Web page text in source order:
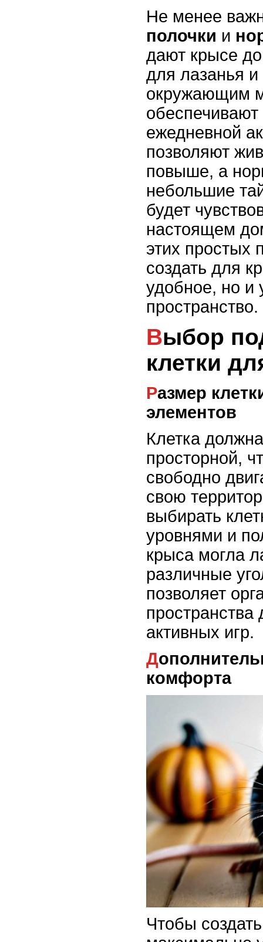
Не менее
полочки и
дают крысе
для лазанья
окружающим
ежедневной
позволяют
повыше, а
небольшие
будет
настоящем
этих простых
создать для
удобное, но и
пространство.
Выбор подходящей
клетки
Размер клетки и размещение
элементов
Клетка
просторной,
свободно
свою
выбирать
уровнями и
крыса могла
различные
позволяет
активных игр.
Дополнительные элементы для
комфорта
Чтобы